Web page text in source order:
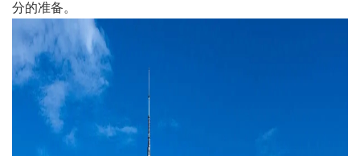
分的准备。